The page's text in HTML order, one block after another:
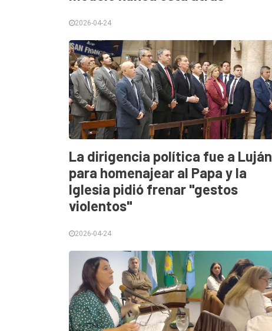
2026-04-24
La dirigencia política fue a Luján
para homenajear al Papa y la
Iglesia pidió frenar "gestos
violentos"
2026-04-24